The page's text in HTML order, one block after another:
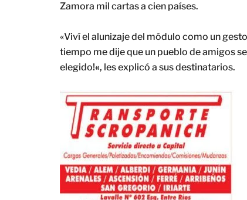
Zamora mil cartas a cien países.
«Viví el alunizaje del módulo como un
tiempo me dije que un pueblo de amigos
elegido!«, les explicó a sus destinatarios.